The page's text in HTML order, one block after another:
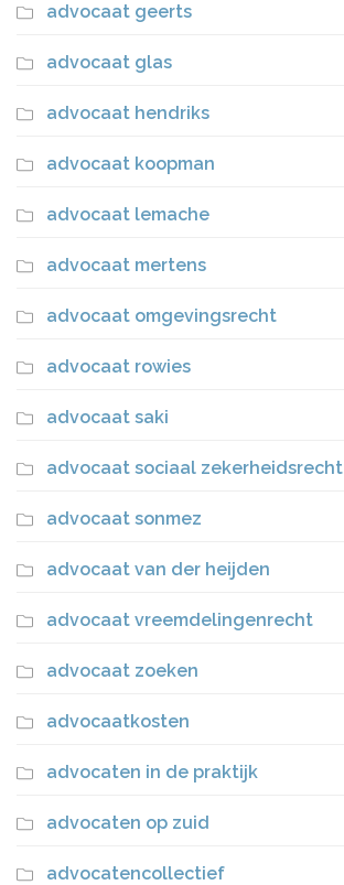
advocaat geerts
advocaat glas
advocaat hendriks
advocaat koopman
advocaat lemache
advocaat mertens
advocaat omgevingsrecht
advocaat rowies
advocaat saki
advocaat sociaal zekerheidsrecht
advocaat sonmez
advocaat van der heijden
advocaat vreemdelingenrecht
advocaat zoeken
advocaatkosten
advocaten in de praktijk
advocaten op zuid
advocatencollectief